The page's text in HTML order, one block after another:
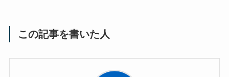
この記事を書いた人